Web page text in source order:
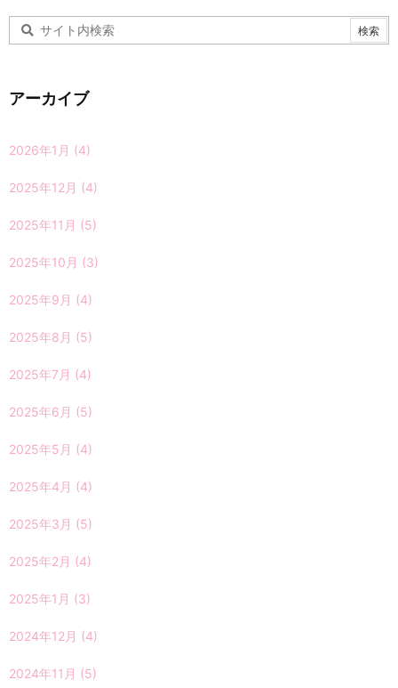
アーカイブ
2026年1月 (4)
2025年12月 (4)
2025年11月 (5)
2025年10月 (3)
2025年9月 (4)
2025年8月 (5)
2025年7月 (4)
2025年6月 (5)
2025年5月 (4)
2025年4月 (4)
2025年3月 (5)
2025年2月 (4)
2025年1月 (3)
2024年12月 (4)
2024年11月 (5)